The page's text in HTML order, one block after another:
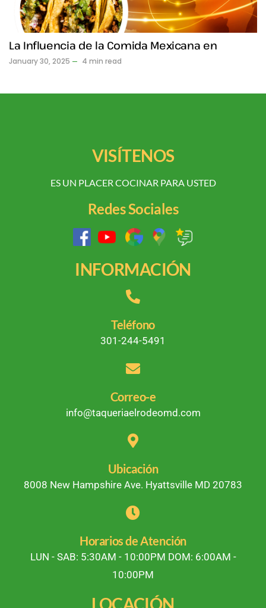
La Influencia de la Comida Mexicana en
January 30, 2025 4 min read
VISÍTENOS
ES UN PLACER COCINAR PARA USTED
Redes Sociales
INFORMACIÓN
Teléfono
301-244-5491
Correo-e
info@taqueriaelrodeomd.com
Ubicación
8008 New Hampshire Ave. Hyattsville MD 20783
Horarios de Atención
LUN - SAB: 5:30AM - 10:00PM DOM: 6:00AM -
10:00PM
LOCACIÓN